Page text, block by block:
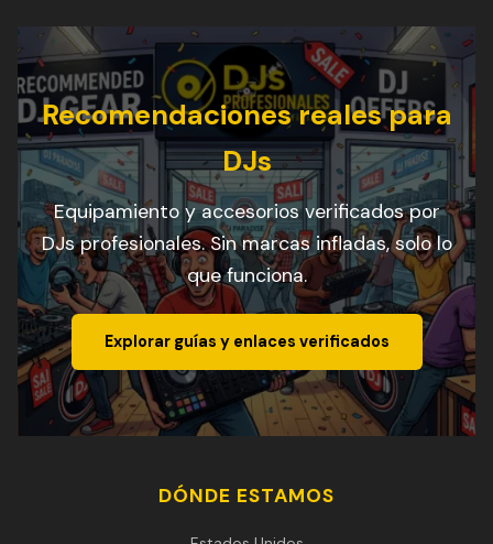
Recomendaciones reales para
DJs
Equipamiento y accesorios verificados por
DJs profesionales. Sin marcas infladas, solo lo
que funciona.
Explorar guías y enlaces verificados
DÓNDE ESTAMOS